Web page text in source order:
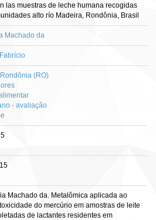
las muestras de leche humana recogidas
alto río Madeira, Rondônia, Brasil
Machado da
(RO)
- avaliação
Machado da. Metalômica aplicada ao
do mercúrio em amostras de leite
de lactantes residentes em